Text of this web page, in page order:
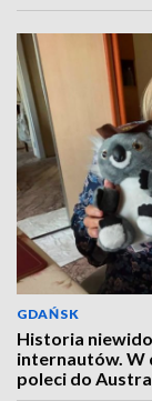
GDAŃSK
Historia
internautów. W
poleci do